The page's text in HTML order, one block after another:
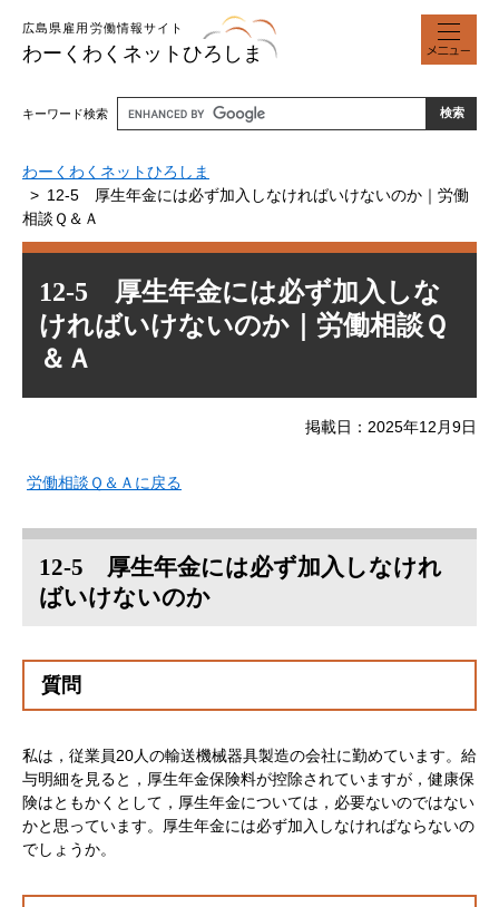
広島県雇用労働情報サイト
わーくわくネットひろしま
キーワード検索
ニ
ー
わーくわくネットひろしま
12-5 厚生年金には必ず加入しなければいけないのか｜労働
相談Ｑ＆Ａ
12-5 厚生年金には必ず加入しな
ければいけないのか｜労働相談Ｑ
＆Ａ
掲載日 2025年12月9日
労働相談Ｑ＆Ａに戻る
12-5 厚生年金には必ず加入しなけれ
ばいけないのか
質問
私は，従業員20人の輸送機械器具製造の会社に勤めています。給
与明細を見ると，厚生年金保険料が控除されていますが，健康保
険はともかくとして，厚生年金については，必要ないのではない
かと思っています。厚生年金には必ず加入しなければならないの
でしょうか。